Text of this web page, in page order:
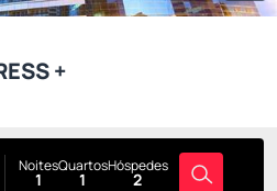
+
Noites
1
Quartos
1
Hóspedes
2